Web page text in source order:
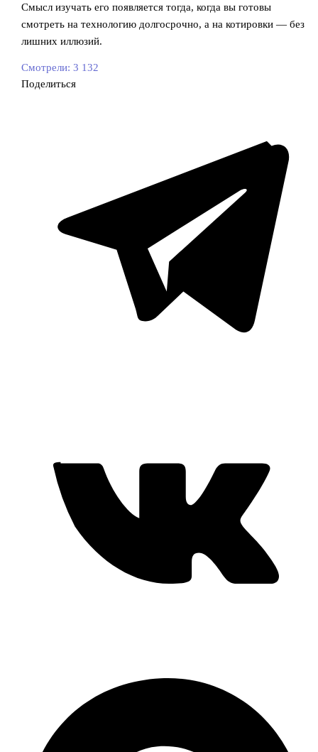
Смысл изучать его появляется тогда, когда вы готовы
смотреть на технологию долгосрочно, а на котировки — без
лишних иллюзий.
Смотрели: 3 132
Поделиться